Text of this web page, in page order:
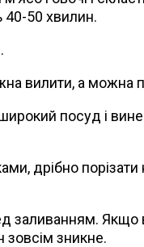
40-50 хвилин.
вилити, а можна
посуд і
дрібно
Якщо
зовсім зникне.